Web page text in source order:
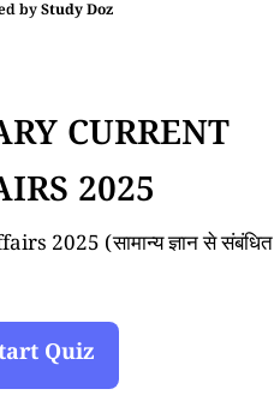
byStudy Doz
CURRENT
2025
2025 (सामान्य ज्ञान से संबंधित